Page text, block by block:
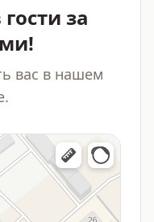
за
вас в нашем